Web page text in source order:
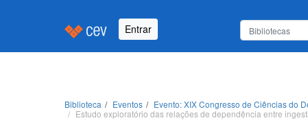
Entrar
Biblioteca Eventos
Evento: XIX Congresso de Ciências do
Estudo exploratório das relações de dependência entre